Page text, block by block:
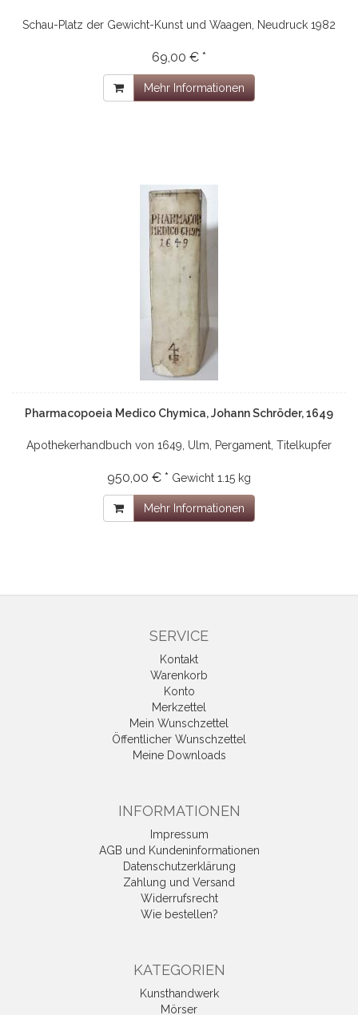
Schau-Platz der Gewicht-Kunst und Waagen, Neudruck 1982
69,00 € *
Mehr Informationen
Pharmacopoeia Medico Chymica, Johann Schröder, 1649
Apothekerhandbuch von 1649, Ulm, Pergament, Titelkupfer
950,00 € * Gewicht 1.15 kg
Mehr Informationen
SERVICE
Kontakt
Warenkorb
Konto
Merkzettel
Mein Wunschzettel
Öffentlicher Wunschzettel
Meine Downloads
INFORMATIONEN
Impressum
AGB und Kundeninformationen
Datenschutzerklärung
Zahlung und Versand
Widerrufsrecht
Wie bestellen?
KATEGORIEN
Kunsthandwerk
Mörser